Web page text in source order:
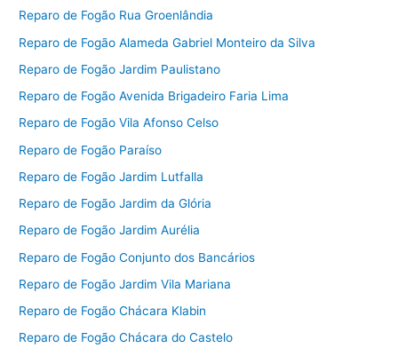
Reparo de Fogão Rua Groenlândia
Reparo de Fogão Alameda Gabriel Monteiro da Silva
Reparo de Fogão Jardim Paulistano
Reparo de Fogão Avenida Brigadeiro Faria Lima
Reparo de Fogão Vila Afonso Celso
Reparo de Fogão Paraíso
Reparo de Fogão Jardim Lutfalla
Reparo de Fogão Jardim da Glória
Reparo de Fogão Jardim Aurélia
Reparo de Fogão Conjunto dos Bancários
Reparo de Fogão Jardim Vila Mariana
Reparo de Fogão Chácara Klabin
Reparo de Fogão Chácara do Castelo